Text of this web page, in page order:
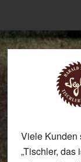
main
content
springen
Viele Kunden
„Tischler, das